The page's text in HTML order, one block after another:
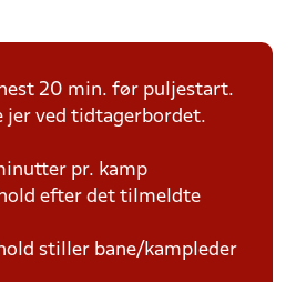
20 min. før puljestart.
jer ved tidtagerbordet.
pr. kamp
efter det tilmeldte
stiller bane/kampleder